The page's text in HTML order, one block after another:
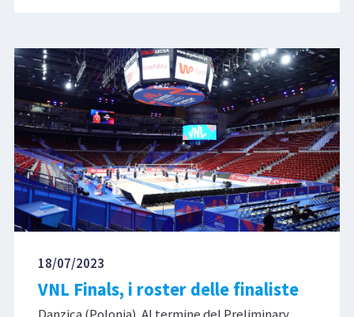
18/07/2023
VNL Finals, i roster delle finaliste